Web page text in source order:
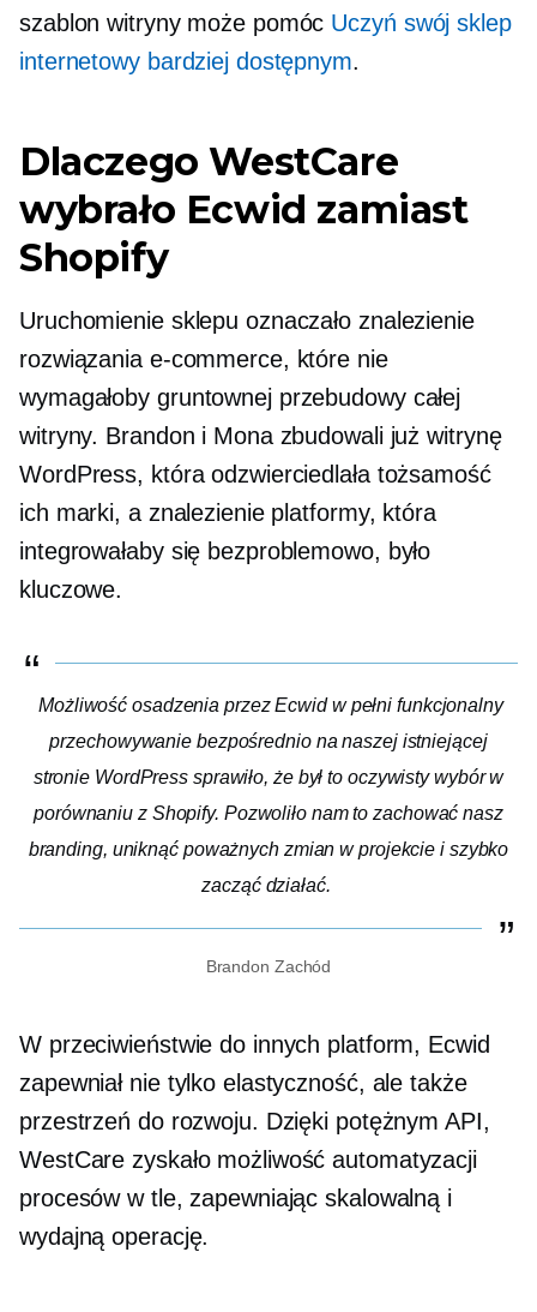
szablon witryny może pomóc Uczyń swój sklep
internetowy bardziej dostępnym.
Dlaczego WestCare
wybrało Ecwid zamiast
Shopify
Uruchomienie sklepu oznaczało znalezienie
rozwiązania e-commerce, które nie
wymagałoby gruntownej przebudowy całej
witryny. Brandon i Mona zbudowali już witrynę
WordPress, która odzwierciedlała tożsamość
ich marki, a znalezienie platformy, która
integrowałaby się bezproblemowo, było
kluczowe.
Możliwość osadzenia przez Ecwidw pełni funkcjonalny
przechowywanie bezpośrednio na naszej istniejącej
stronie WordPress sprawiło, że był to oczywisty wybór w
porównaniu z Shopify. Pozwoliło nam to zachować nasz
branding, uniknąć poważnych zmian w projekcie i szybko
zacząć działać.
Brandon Zachód
W przeciwieństwie do innych platform, Ecwid
zapewniał nie tylko elastyczność, ale także
przestrzeń do rozwoju. Dzięki potężnym API,
WestCare zyskało możliwość automatyzacji
procesów w tle, zapewniając skalowalną i
wydajną operację.